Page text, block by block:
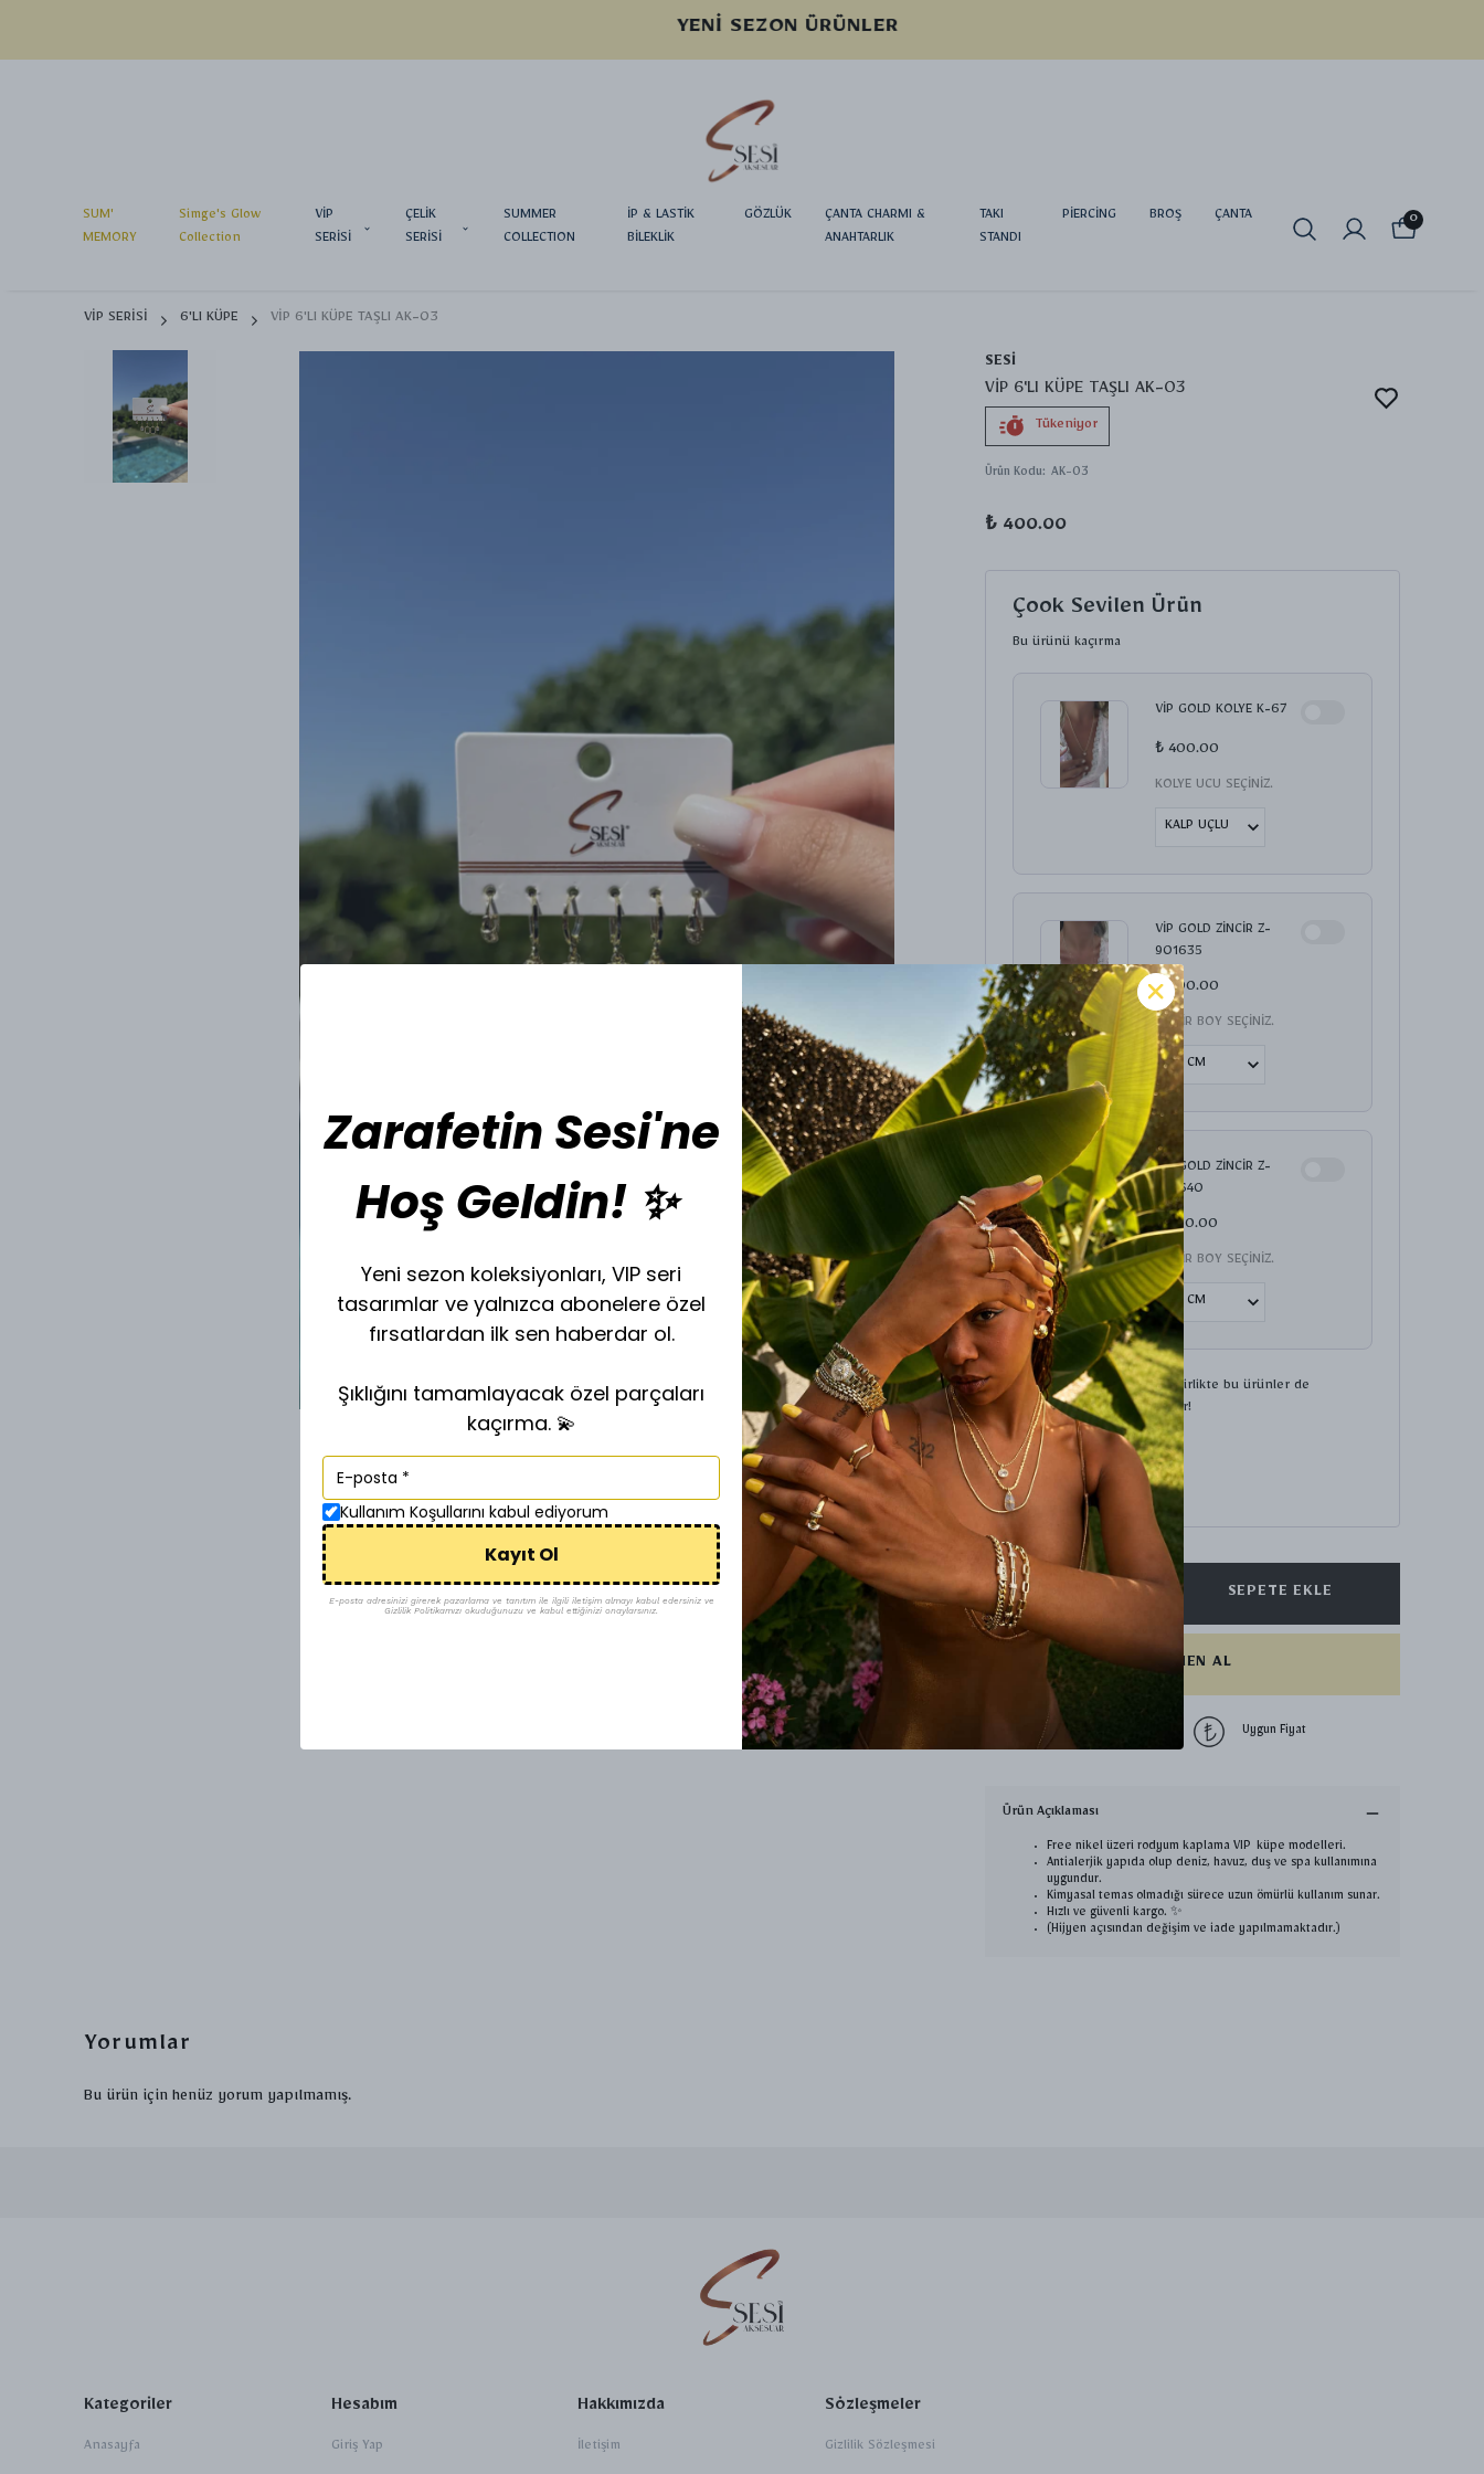
YENI SEZON ÜRÜNLER
SUM'
MEMORY
Simge's Glow
Collection
VİP
SERİSİ
ÇELİK
SERİSİ
SUMMER
COLLECTION
İP & LASTİK
BİLEKLİK
GÖZLÜK
ÇANTA CHARMI &
ANAHTARLIK
TAKI
STANDI
PİERCİNG BROŞ ÇANTA 0
VİP SERİSİ 6'LI KÜPE VİP 6'LI KÜPE TAŞLI AK-03
SESİ
VİP 6'LI KÜPE TAŞLI AK-03
Tükeniyor
Ürün Kodu: AK-03
₺ 400.00
Çook Sevilen Ürün
Bu ürünü kaçırma
VİP GOLD KOLYE K-67
₺ 400.00
KOLYE UCU SEÇİNİZ.
VİP GOLD ZİNCİR Z-
901635
₺ 200.00
ZİNCİR BOY SEÇİNİZ.
VİP GOLD ZİNCİR Z-
901640
₺ 280.00
ZİNCİR BOY SEÇİNİZ.
İncelediğiniz ürün ile birlikte bu ürünler de
sepetinize eklenecektir!
Toplam
₺ 400.00
SEPETE EKLE
HEMEN AL
1500 TL üzeri
ücretsiz kargo
Uygun Fiyat
Ürün Açıklaması
Free nikel üzeri rodyum kaplama VIP küpe modelleri.
Antialerjik yapıda olup deniz, havuz, duş ve spa kullanımına
uygundur.
Kimyasal temas olmadığı sürece uzun ömürlü kullanım sunar.
Hızlı ve güvenli kargo. ✨
(Hijyen açısından değişim ve iade yapılmamaktadır.)
Yorumlar
Bu ürün için henüz yorum yapılmamış.
Kategoriler
Anasayfa
Hesabım
Giriş Yap
Hakkımızda
İletişim
Sözleşmeler
Gizlilik Sözleşmesi
Zarafetin Sesi'ne
Hoş Geldin! ✨
Yeni sezon koleksiyonları, VIP seri
tasarımlar ve yalnızca abonelere özel
fırsatlardan ilk sen haberdar ol.
Şıklığını tamamlayacak özel parçaları
kaçırma. 💫
Kullanım Koşullarını kabul ediyorum
Kayıt Ol
E-posta adresinizi girerek pazarlama ve tanıtım ile ilgili iletişim almayı kabul edersiniz ve
Gizlilik Politikamızı okuduğunuzu ve kabul ettiğinizi onaylarsınız.